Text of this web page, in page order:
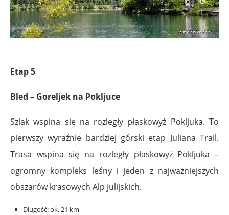
Etap 5
Bled – Goreljek na Pokljuce
Szlak wspina się na rozległy płaskowyż Pokljuka. To
pierwszy wyraźnie bardziej górski etap Juliana Trail.
Trasa wspina się na rozległy płaskowyż Pokljuka –
ogromny kompleks leśny i jeden z najważniejszych
obszarów krasowych Alp Julijskich.
Długość: ok. 21 km